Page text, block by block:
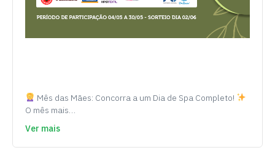
Mês das Mães: Concorra a um Dia de Spa Completo!
O mês mais…
Ver mais